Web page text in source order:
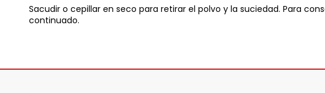
Sacudir o cepillar en seco para retirar el polvo y la suciedad. Para
continuado.